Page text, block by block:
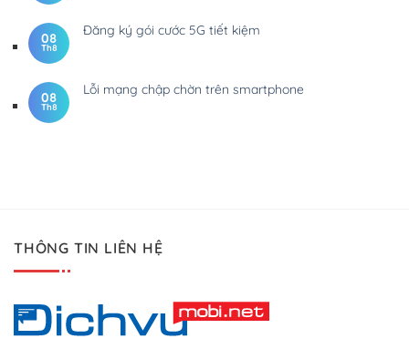
08
Th8
Đăng ký gói cước 5G tiết kiệm
08
Th8
Lỗi mạng chập chờn trên smartphone
THÔNG TIN LIÊN HỆ